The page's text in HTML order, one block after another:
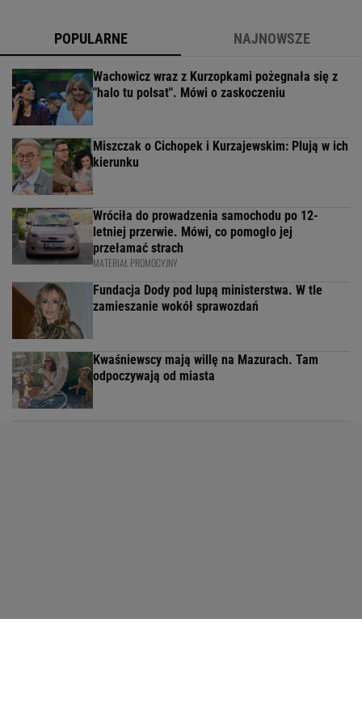
POPULARNE NAJNOWSZE
Wachowicz wraz z Kurzopkami pożegnała się z
"halo tu polsat". Mówi o zaskoczeniu
Miszczak o Cichopek i Kurzajewskim: Plują w ich
kierunku
Wróciła do prowadzenia samochodu po 12-
letniej przerwie. Mówi, co pomogło jej
przełamać strach
MATERIAŁ PROMOCYJNY
Fundacja Dody pod lupą ministerstwa. W tle
zamieszanie wokół sprawozdań
Kwaśniewscy mają willę na Mazurach. Tam
odpoczywają od miasta